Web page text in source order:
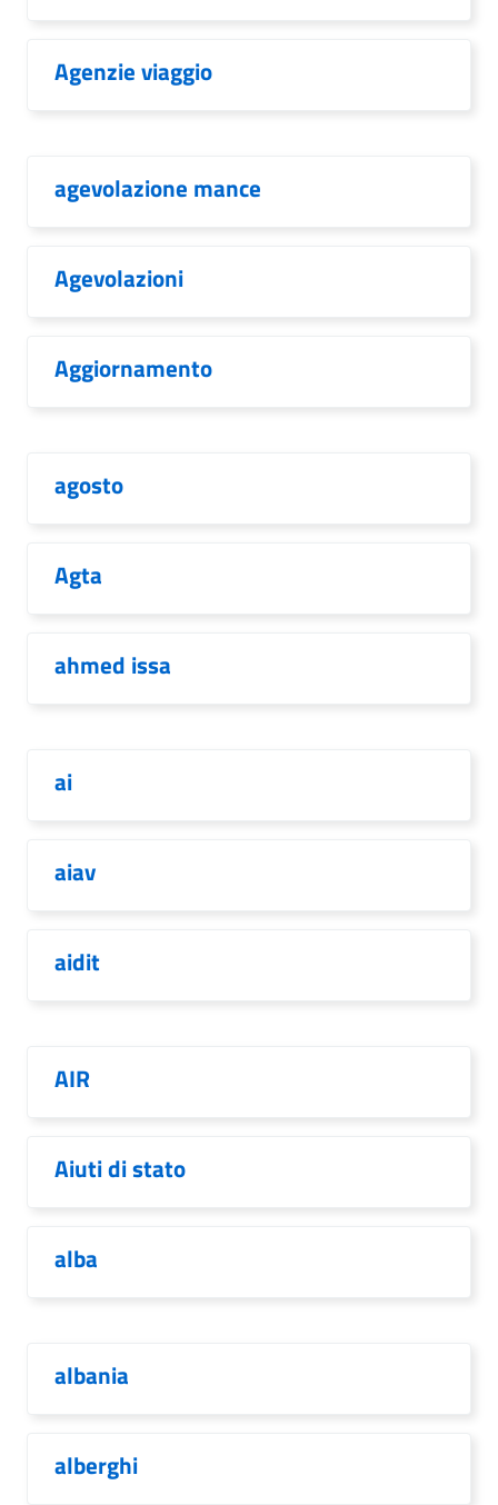
Agenzie viaggio
agevolazione mance
Agevolazioni
Aggiornamento
agosto
Agta
ahmed issa
ai
aiav
aidit
AIR
Aiuti di stato
alba
albania
alberghi